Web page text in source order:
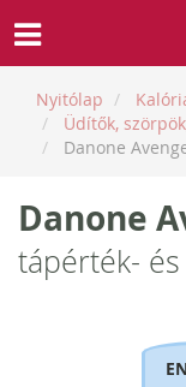
Nyitólap
Üdítők,
Danone
Danone
tápérték-